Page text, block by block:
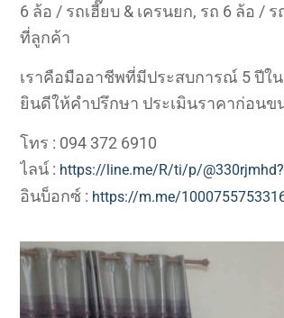
6 ล้อ / รถเฮี๊ยบ & เครนยก, รถ 6 ล้อ /
ที่ลูกค้า
เราคือมืออาชีพที่มีประสบการณ์ 5 ปีใ
ยินดีให้คำปรึกษา ประเมินราคาก่อนข
โทร : 094 372 6910
ไลน์ : https://line.me/R/ti/p/@330rjmhd?
อินบ็อกซ์ : https://m.me/